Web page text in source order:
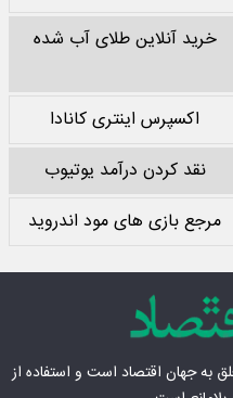
خرید آنلاین طلای آب شده
اکسپرس اینتری کانادا
نقد کردن درآمد یوتیوب
مرجع بازی های مود اندروید
بهجهان اقتصاد است و استفاده از